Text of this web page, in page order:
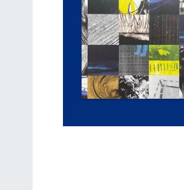
DODAJ DO KOSZYKA
/
SZCZEGÓŁY